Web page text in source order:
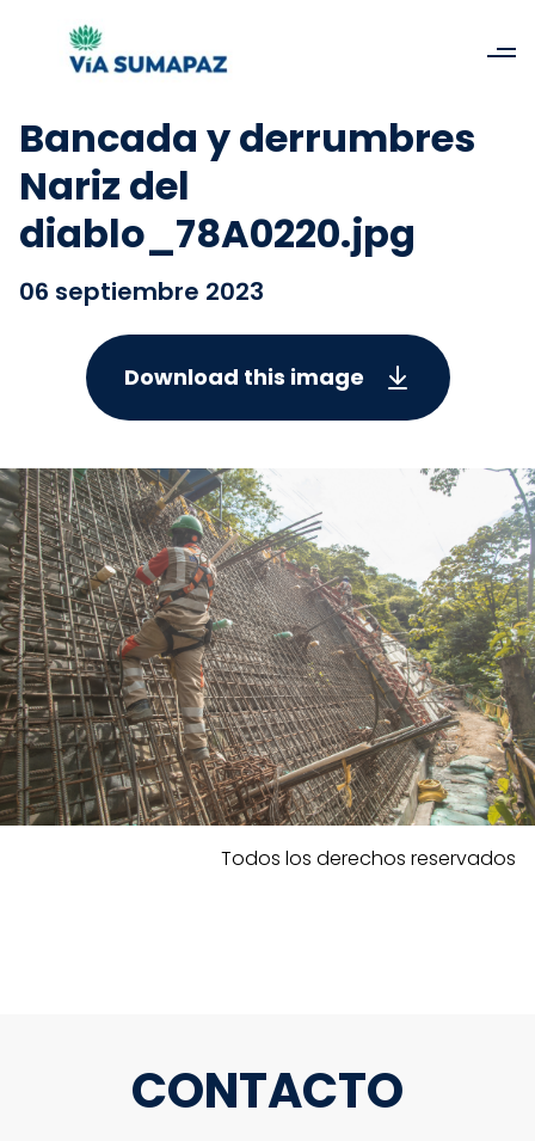
Bancada y derrumbres
Nariz del
diablo_78A0220.jpg
06 septiembre 2023
Download this image
Todos los derechos reservados
CONTACTO